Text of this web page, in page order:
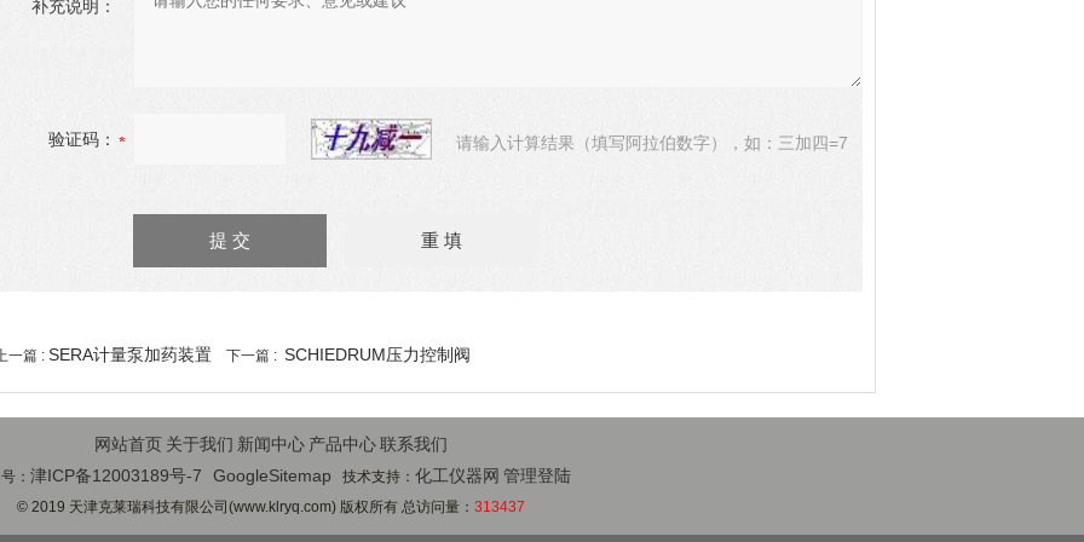
补充说明：
验证码： 请输入计算结果（填写阿拉伯数字），如：三加四=7
一篇 : SERA计量泵加药装置 下一篇 : SCHIEDRUM压力控制阀
网站首页 关于我们 新闻中心 产品中心联系我们
： 津ICP备12003189号-7 GoogleSitemap 技术支持： 化工仪器网 管理登陆
© 2019 天津克莱瑞科技有限公司(www.klryq.com) 版权所有 总访问量： 313437